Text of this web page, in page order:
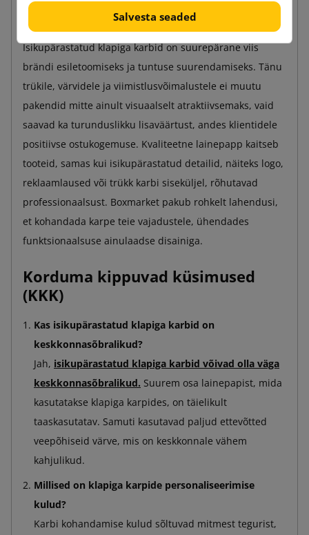
Isikupärastatud klapiga karbid on suurepärane viis
brändi esiletoomiseks ja tuntuse suurendamiseks. Tänu
trükile, värvidele ja viimistlusvõimalustele ei muutu
pakendid mitte ainult visuaalselt atraktiivsemaks, vaid
saavad ka turunduslikku lisaväärtust, andes klientidele
positiivse ostukogemuse. Kvaliteetne lainepapp kaitseb
tooteid, samas kui isikupärastatud detailid, näiteks logo,
reklaamlaused või trükk karbi siseküljel, rõhutavad
professionaalsust. Boxmarket pakub rohkelt lahendusi,
et kohandada karpe teie vajadustele, ühendades
funktsionaalsuse ainulaadse disainiga.
Korduma kippuvad küsimused
(KKK)
Kas isikupärastatud klapiga karbid on
keskkonnasõbralikud?
Jah, isikupärastatud klapiga karbid võivad olla väga
keskkonnasõbralikud. Suurem osa lainepapist, mida
kasutatakse klapiga karpides, on täielikult
taaskasutatav. Samuti kasutavad paljud ettevõtted
veepõhiseid värve, mis on keskkonnale vähem
kahjulikud.
Millised on klapiga karpide personaliseerimise
kulud?
Karbi kohandamise kulud sõltuvad mitmest tegurist,
Salvesta seaded